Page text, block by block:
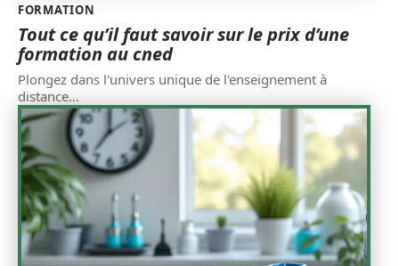
FORMATION
Tout ce qu’il faut savoir sur le prix d’une
formation au cned
Plongez dans l'univers unique de l'enseignement à
distance…